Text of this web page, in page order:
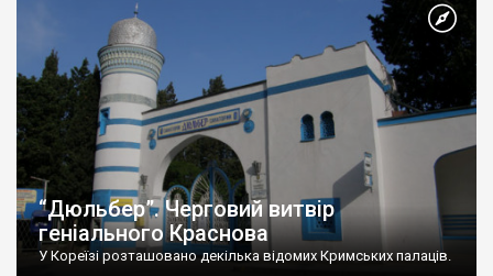
“Дюльбер”. Черговий витвір
геніального Краснова
У Кореїзі розташовано декілька відомих Кримських палаців.